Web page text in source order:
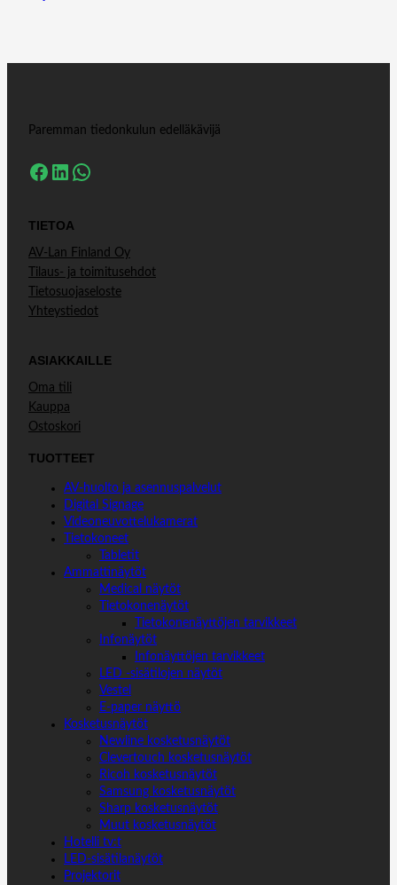
Paremman tiedonkulun edelläkävijä
Facebook LinkedIn WhatsApp
TIETOA
AV-Lan Finland Oy
Tilaus- ja toimitusehdot
Tietosuojaseloste
Yhteystiedot
ASIAKKAILLE
Oma tili
Kauppa
Ostoskori
TUOTTEET
AV-huolto ja asennuspalvelut
Digital Signage
Videoneuvottelukamerat
Tietokoneet
Tabletit
Ammattinäytöt
Medical näytöt
Tietokonenäytöt
Tietokonenäyttöjen tarvikkeet
Infonäytöt
Infonäyttöjen tarvikkeet
LED -sisätilojen näytöt
Vestel
E-paper näyttö
Kosketusnäytöt
Newline kosketusnäytöt
Clevertouch kosketusnäytöt
Ricoh kosketusnäytöt
Samsung kosketusnäytöt
Sharp kosketusnäytöt
Muut kosketusnäytöt
Hotelli tv:t
LED-sisätilanäytöt
Projektorit